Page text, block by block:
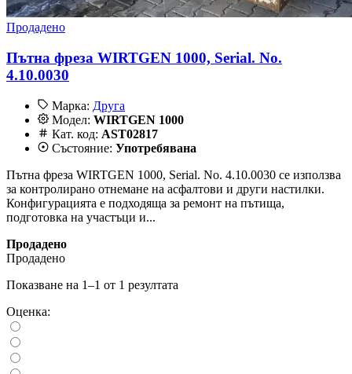
Продадено
Пътна фреза WIRTGEN 1000, Serial. No.
4.10.0030
Марка: Друга
Модел: WIRTGEN 1000
Кат. код: AST02817
Състояние: Употребявана
Пътна фреза WIRTGEN 1000, Serial. No. 4.10.0030 се използва
за контролирано отнемане на асфалтови и други настилки.
Конфигурацията е подходяща за ремонт на пътища,
подготовка на участъци и...
Продадено
Продадено
Показване на 1–1 от 1 резултата
Оценка: